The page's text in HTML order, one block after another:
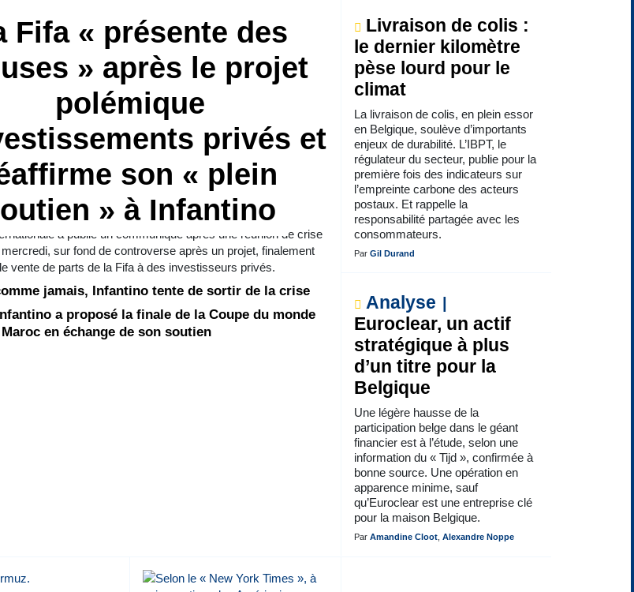
Fifa « présente des
» après le projet
polémique
privés et
son « plein
» à Infantino
a publié un communiqué après une réunion de crise
sur fond de controverse après un projet, finalement
vente de parts de la Fifa à des investisseurs privés.
jamais, Infantino tente de sortir de la crise
a proposé la finale de la Coupe du monde
Maroc en échange de son soutien
Livraison de colis :
le dernier kilomètre
pèse lourd pour le
climat
La livraison de colis, en plein essor
en Belgique, soulève d’importants
enjeux de durabilité. L’IBPT, le
régulateur du secteur, publie pour la
première fois des indicateurs sur
l’empreinte carbone des acteurs
postaux. Et rappelle la
responsabilité partagée avec les
consommateurs.
Par Gil Durand
Analyse
Euroclear, un actif
stratégique à plus
d’un titre pour la
Belgique
Une légère hausse de la
participation belge dans le géant
financier est à l’étude, selon une
information du « Tijd », confirmée à
bonne source. Une opération en
apparence minime, sauf
qu’Euroclear est une entreprise clé
pour la maison Belgique.
Par Amandine Cloot, Alexandre Noppe